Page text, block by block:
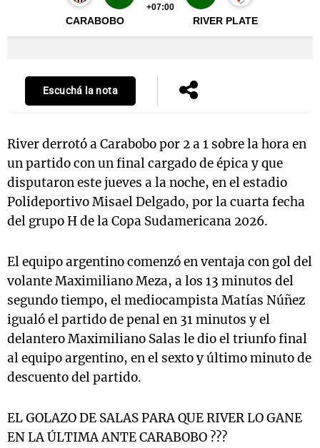
Escuchá la nota
River derrotó a Carabobo por 2 a 1 sobre la hora en
un partido con un final cargado de épica y que
disputaron este jueves a la noche, en el estadio
Polideportivo Misael Delgado, por la cuarta fecha
del grupo H de la Copa Sudamericana 2026.
El equipo argentino comenzó en ventaja con gol del
volante Maximiliano Meza, a los 13 minutos del
segundo tiempo, el mediocampista Matías Núñez
igualó el partido de penal en 31 minutos y el
delantero Maximiliano Salas le dio el triunfo final
al equipo argentino, en el sexto y último minuto de
descuento del partido.
EL GOLAZO DE SALAS PARA QUE RIVER LO GANE
EN LA ÚLTIMA ANTE CARABOBO ???